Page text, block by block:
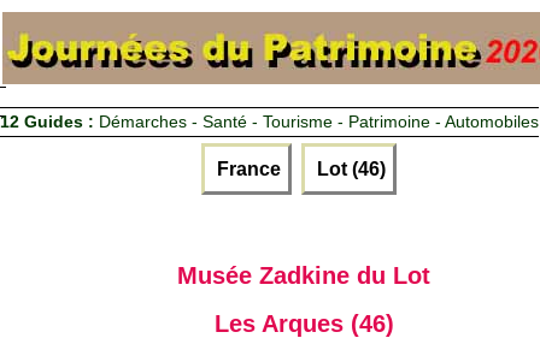
12 Guides : Démarches - Santé - Tourisme - Patrimoine - Automobiles
France Lot (46)
Musée Zadkine du Lot
Les Arques (46)